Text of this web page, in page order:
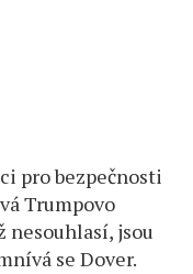
pro bezpečnosti
Trumpovo
nesouhlasí, jsou
se Dover.